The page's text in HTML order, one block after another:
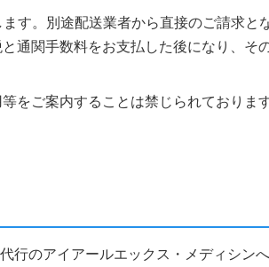
す。別途配送業者から直接のご請求
通関手数料をお支払した後になり、そ
をご案内することは禁じられております
行のアイアールエックス・メディシンへ